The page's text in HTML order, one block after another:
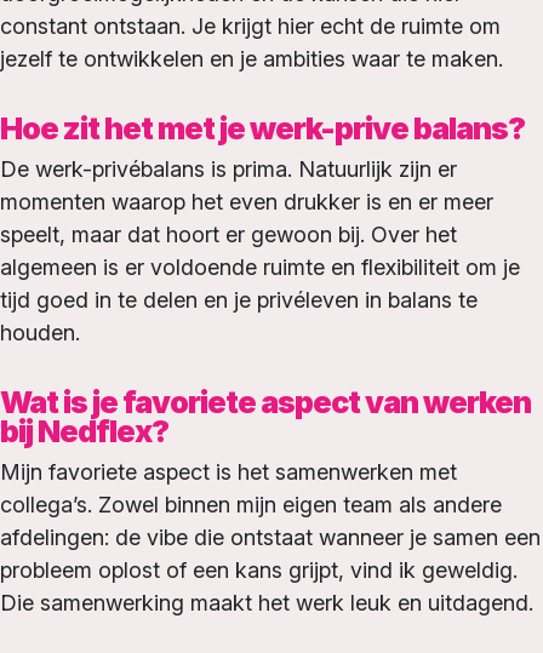
constant ontstaan. Je krijgt hier echt de ruimte om
jezelf te ontwikkelen en je ambities waar te maken.
Hoe zit het met je werk-prive balans?
De werk-privébalans is prima. Natuurlijk zijn er
momenten waarop het even drukker is en er meer
speelt, maar dat hoort er gewoon bij. Over het
algemeen is er voldoende ruimte en flexibiliteit om je
tijd goed in te delen en je privéleven in balans te
houden.
Wat is je favoriete aspect van werken
bij Nedflex?
Mijn favoriete aspect is het samenwerken met
collega’s. Zowel binnen mijn eigen team als andere
afdelingen: de vibe die ontstaat wanneer je samen een
probleem oplost of een kans grijpt, vind ik geweldig.
Die samenwerking maakt het werk leuk en uitdagend.